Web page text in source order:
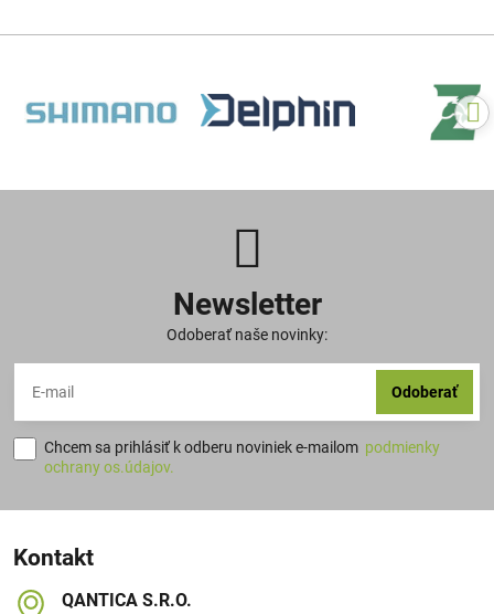
Newsletter
Odoberať naše novinky:
Odoberať
Chcem sa prihlásiť k odberu noviniek e-mailom podmienky
ochrany os.údajov.
Kontakt
QANTICA S​.R​.O​.